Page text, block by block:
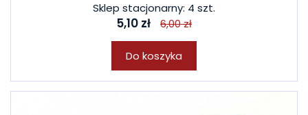
Sklep stacjonarny: 4 szt.
5,10 zł 6,00 zł
Do koszyka